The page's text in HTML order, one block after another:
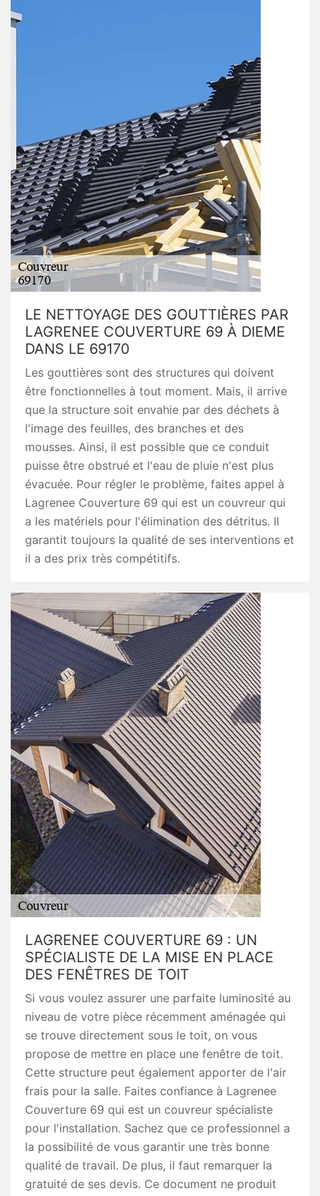
LE NETTOYAGE DES GOUTTIÈRES PAR
LAGRENEE COUVERTURE 69 À DIEME
DANS LE 69170
Les gouttières sont des structures qui doivent
être fonctionnelles à tout moment. Mais, il arrive
que la structure soit envahie par des déchets à
l'image des feuilles, des branches et des
mousses. Ainsi, il est possible que ce conduit
puisse être obstrué et l'eau de pluie n'est plus
évacuée. Pour régler le problème, faites appel à
Lagrenee Couverture 69 qui est un couvreur qui
a les matériels pour l'élimination des détritus. Il
garantit toujours la qualité de ses interventions et
il a des prix très compétitifs.
LAGRENEE COUVERTURE 69 : UN
SPÉCIALISTE DE LA MISE EN PLACE
DES FENÊTRES DE TOIT
Si vous voulez assurer une parfaite luminosité au
niveau de votre pièce récemment aménagée qui
se trouve directement sous le toit, on vous
propose de mettre en place une fenêtre de toit.
Cette structure peut également apporter de l'air
frais pour la salle. Faites confiance à Lagrenee
Couverture 69 qui est un couvreur spécialiste
pour l'installation. Sachez que ce professionnel a
la possibilité de vous garantir une très bonne
qualité de travail. De plus, il faut remarquer la
gratuité de ses devis. Ce document ne produit